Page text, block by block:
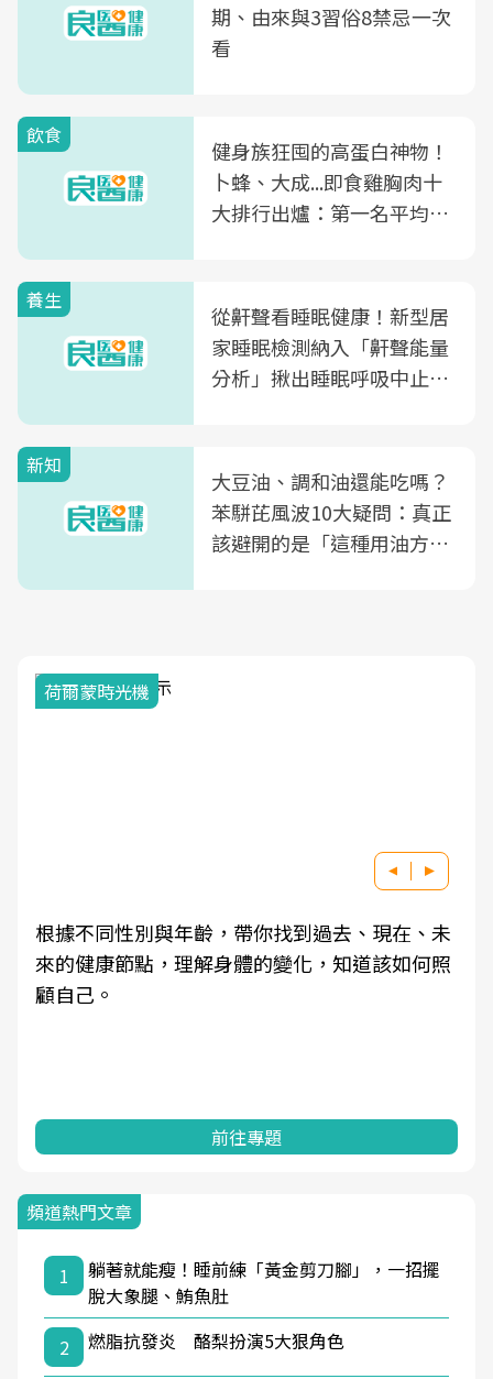
期、由來與3習俗8禁忌一次
看
飲食
健身族狂囤的高蛋白神物！
卜蜂、大成...即食雞胸肉十
大排行出爐：第一名平均一
養生
從鼾聲看睡眠健康！新型居
家睡眠檢測納入「鼾聲能量
分析」揪出睡眠呼吸中止症
新知
大豆油、調和油還能吃嗎？
苯駢芘風波10大疑問：真正
該避開的是「這種用油方
荷爾蒙時光機
根據不同性別與年齡，帶你找到過去、現在、未
來的健康節點，理解身體的變化，知道該如何照
顧自己。
前往專題
頻道熱門文章
1
躺著就能瘦！睡前練「黃金剪刀腳」，一招擺
脫大象腿、鮪魚肚
2
燃脂抗發炎 酪梨扮演5大狠角色